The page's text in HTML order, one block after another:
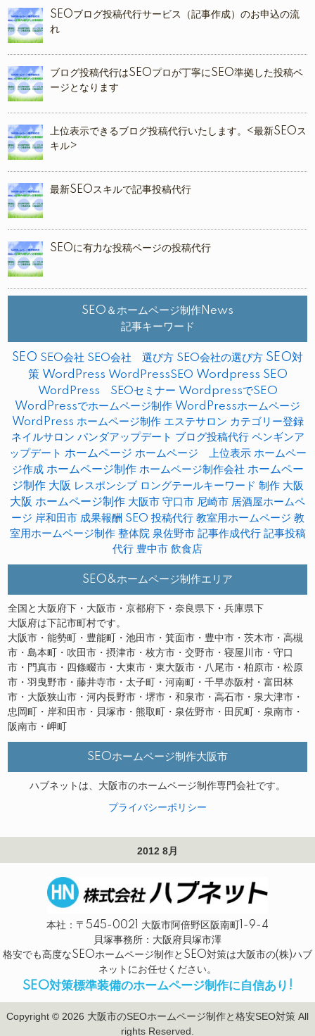
SEOブログ投稿代行サービス（記事作成）のお申込の流
れ
ブログ投稿代行はSEOプロが丁寧にSEO準拠した投稿ペ
ージとなります
上位表示できるブログ投稿代行いたします。<最新SEOス
キル>
最新SEOスキルで記事投稿代行
SEOに有力な投稿ページの投稿代行
SEO＆ホームページ制作News
記事キーワード
SEO SEO会社 SEO会社 選び方 SEO会社の選び方 SEO対
策 WordPress WordPressSEO Wordpress SEO
WordPress SEOセミナー WordpressでSEO
WordPressでホームページ制作 WordPressホームページ
WordPress ホームページ制作 エステサロン カテゴリー登録
ネイルサロン パンダアップデート ブログ投稿代行 ペンギンア
ップデート ホームページ ホームページ 上位表示 ホームペー
ジ作成 ホームページ制作 ホームページ制作会社 ホームペー
ジ制作 大阪 レスポンシブ ロングテールキーワード 制作 大阪
大阪 ホームページ制作 大阪市 守口市 尼崎市 居酒屋ホームペ
ージ 岸和田市 成果報酬 SEO 投稿代行 教室用ホームページ 教
室用ホームページ制作 整体院 泉佐野市 記事作成代行 記事投稿
代行 豊中市 飲食店
SEO&ホームページ制作エリア
全国と大阪府下・大阪市・京都府下・奈良県下・兵庫県下
大阪府は下記市町村です。
大阪市・能勢町・豊能町・池田市・箕面市・豊中市・茨木市・高槻
市・島本町・吹田市・摂津市・枚方市・交野市・寝屋川市・守口
市・門真市・四條畷市・大東市・東大阪市・八尾市・柏原市・松原
市・羽曳野市・藤井寺市・太子町・河南町・千早赤阪村・富田林
市・大阪狭山市・河内長野市・堺市・和泉市・高石市・泉大津市・
忠岡町・岸和田市・貝塚市・熊取町・泉佐野市・田尻町・泉南市・
阪南市・岬町
SEOホームページ制作大阪市
ハブネットは、大阪市のホームページ制作専門会社です。
プライバシーポリシー
2012 8月
本社：〒545-0021 大阪市阿倍野区阪南町1-9-4
貝塚事務所：大阪府貝塚市澤
格安でも高度なSEOホームページ制作とSEO対策は大阪市の(株)ハブ
ネットにお任せください。
SEO対策標準装備のホームページ制作に自信あり!
Copyright © 2026 大阪市のSEOホームページ制作と格安SEO対策 All
rights Reserved.